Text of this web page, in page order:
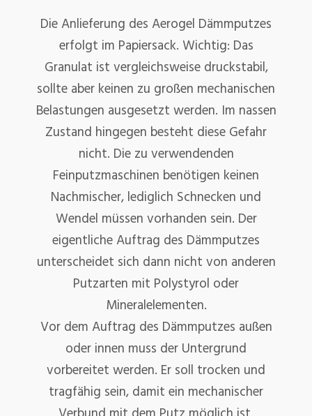
Die Anlieferung des Aerogel Dämmputzes
erfolgt im Papiersack. Wichtig: Das
Granulat ist vergleichsweise druckstabil,
sollte aber keinen zu großen mechanischen
Belastungen ausgesetzt werden. Im nassen
Zustand hingegen besteht diese Gefahr
nicht. Die zu verwendenden
Feinputzmaschinen benötigen keinen
Nachmischer, lediglich Schnecken und
Wendel müssen vorhanden sein. Der
eigentliche Auftrag des Dämmputzes
unterscheidet sich dann nicht von anderen
Putzarten mit Polystyrol oder
Mineralelementen.
Vor dem Auftrag des Dämmputzes außen
oder innen muss der Untergrund
vorbereitet werden. Er soll trocken und
tragfähig sein, damit ein mechanischer